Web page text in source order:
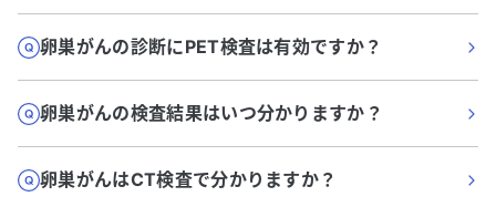
卵巣がんの診断にPET検査は有効ですか？
卵巣がんの検査結果はいつ分かりますか？
卵巣がんはCT検査で分かりますか？